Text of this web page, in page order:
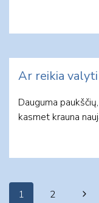
Ar reikia
Dauguma
kasmet krauna
Page
1 2
Next